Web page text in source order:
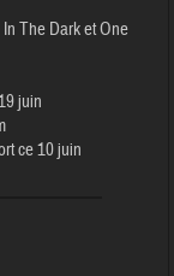
The Dark et One
juin
ce 10 juin